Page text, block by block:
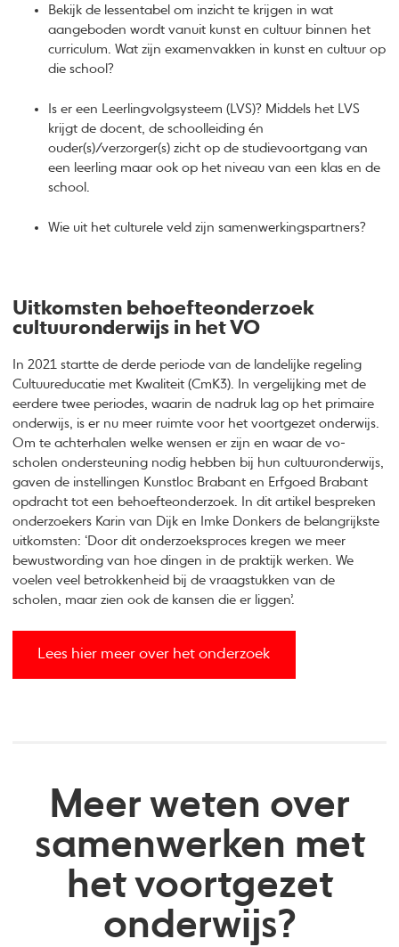
Bekijk de lessentabel om inzicht te krijgen in wat
aangeboden wordt vanuit kunst en cultuur binnen het
curriculum. Wat zijn examenvakken in kunst en cultuur op
die school?
Is er een Leerlingvolgsysteem (LVS)? Middels het LVS
krijgt de docent, de schoolleiding én
ouder(s)/verzorger(s) zicht op de studievoortgang van
een leerling maar ook op het niveau van een klas en de
school.
Wie uit het culturele veld zijn samenwerkingspartners?
Uitkomsten behoefteonderzoek
cultuuronderwijs in het VO
In 2021 startte de derde periode van de landelijke regeling
Cultuureducatie met Kwaliteit (CmK3). In vergelijking met de
eerdere twee periodes, waarin de nadruk lag op het primaire
onderwijs, is er nu meer ruimte voor het voortgezet onderwijs.
Om te achterhalen welke wensen er zijn en waar de vo-
scholen ondersteuning nodig hebben bij hun cultuuronderwijs,
gaven de instellingen Kunstloc Brabant en Erfgoed Brabant
opdracht tot een behoefteonderzoek. In dit artikel bespreken
onderzoekers Karin van Dijk en Imke Donkers de belangrijkste
uitkomsten: ‘Door dit onderzoeksproces kregen we meer
bewustwording van hoe dingen in de praktijk werken. We
voelen veel betrokkenheid bij de vraagstukken van de
scholen, maar zien ook de kansen die er liggen’.
Lees hier meer over het onderzoek
Meer weten over
samenwerken met
het voortgezet
onderwijs?